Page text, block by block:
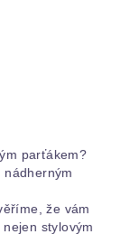
parťákem?
nádherným
že vám
stylovým